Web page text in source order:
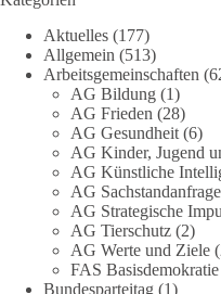
Eine demokratische
Fragen zu vermeiden. Sie lebt
und transparent zu
dieBasis fordert deshalb
vollständige und transparente
Ohne Denkverbote, ohne
Quellen:
https://apnews.com/
rand-paul-
https://www.tichyseinblick.de/
Aktuelles (177)
Allgemein (513)
Arbeitsgemeinschaften
AG Bildung (1)
AG Frieden (28)
AG Gesundheit (6)
AG Kinder, Jugend
AG Künstliche
AG Sachstandanfrage
AG Strategische
AG Tierschutz (2)
AG Werte und Ziele
FAS
Bundesparteitag (1)